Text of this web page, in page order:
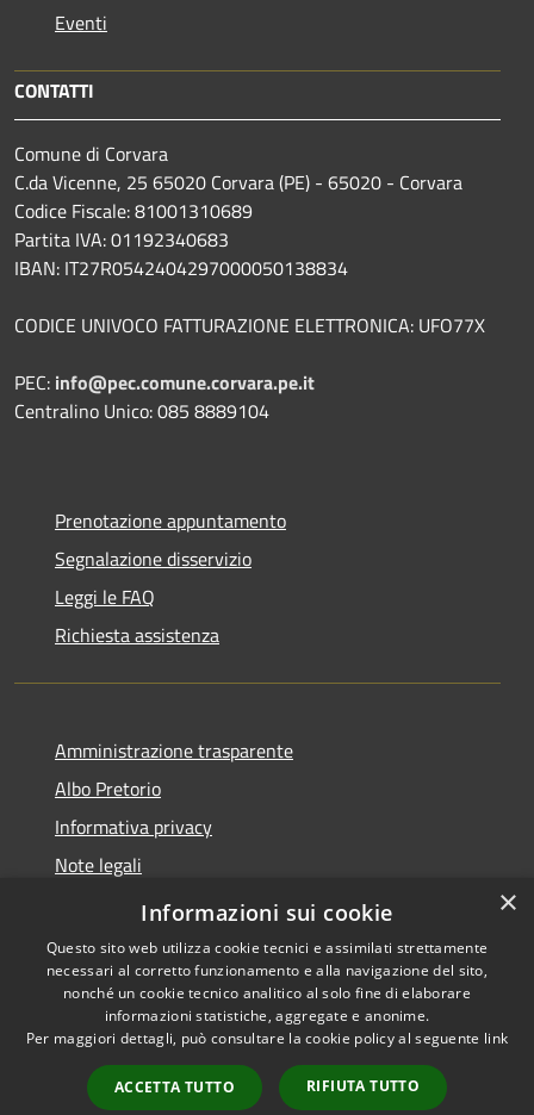
Eventi
CONTATTI
Comune di Corvara
C.da Vicenne, 25 65020 Corvara (PE) - 65020 - Corvara
Codice Fiscale: 81001310689
Partita IVA: 01192340683
IBAN: IT27R0542404297000050138834
CODICE UNIVOCO FATTURAZIONE ELETTRONICA: UFO77X
PEC: info@pec.comune.corvara.pe.it
Centralino Unico: 085 8889104
Prenotazione appuntamento
Segnalazione disservizio
Leggi le FAQ
Richiesta assistenza
Amministrazione trasparente
Albo Pretorio
Informativa privacy
Note legali
Dichiarazione di accessibilità
Accessibilità
Copyright © 2026 • Comune di
Corvara • Powered by
Municipium•
Accesso
×
Informazioni sui cookie
Questo sito web utilizza cookie tecnici e assimilati strettamente
necessari al corretto funzionamento e alla navigazione del sito,
nonché un cookie tecnico analitico al solo fine di elaborare
informazioni statistiche, aggregate e anonime.
Per maggiori dettagli, può consultare la cookie policy al seguente link
ACCETTA TUTTO RIFIUTA TUTTO